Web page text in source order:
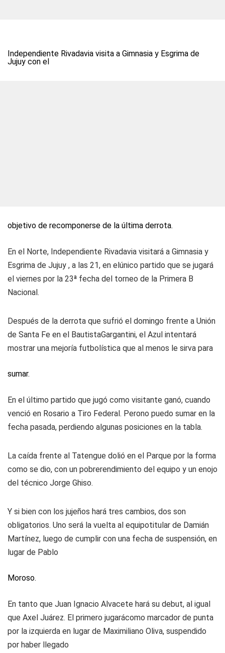
Independiente Rivadavia visita a Gimnasia y Esgrima de
Jujuy con el
objetivo de recomponerse de la última derrota.
En el Norte, Independiente Rivadavia visitará a Gimnasia y
Esgrima de Jujuy , a las 21, en elúnico partido que se jugará
el viernes por la 23ª fecha del torneo de la Primera B
Nacional.
Después de la derrota que sufrió el domingo frente a Unión
de Santa Fe en el BautistaGargantini, el Azul intentará
mostrar una mejoría futbolística que al menos le sirva para
sumar.
En el último partido que jugó como visitante ganó, cuando
venció en Rosario a Tiro Federal. Perono puedo sumar en la
fecha pasada, perdiendo algunas posiciones en la tabla.
La caída frente al Tatengue dolió en el Parque por la forma
como se dio, con un pobrerendimiento del equipo y un enojo
del técnico Jorge Ghiso.
Y si bien con los jujeños hará tres cambios, dos son
obligatorios. Uno será la vuelta al equipotitular de Damián
Martínez, luego de cumplir con una fecha de suspensión, en
lugar de Pablo
Moroso.
En tanto que Juan Ignacio Alvacete hará su debut, al igual
que Axel Juárez. El primero jugarácomo marcador de punta
por la izquierda en lugar de Maximiliano Oliva, suspendido
por haber llegado